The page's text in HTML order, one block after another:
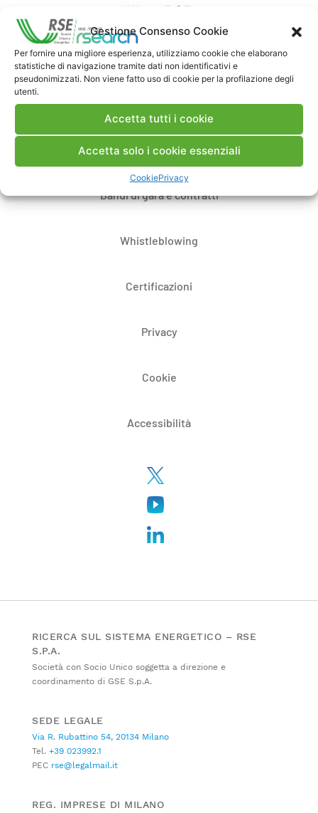
Gestione Consenso Cookie
Per fornire una migliore esperienza, utilizziamo cookie che elaborano
statistiche di navigazione tramite dati non identificativi e
pseudonimizzati. Non viene fatto uso di cookie per la profilazione degli
utenti.
Accetta tutti i cookie
Accetta solo i cookie essenziali
CookiePrivacy
Contatti
Note Legali
Dove siamo
Bandi di gara e contratti
Whistleblowing
Certificazioni
Privacy
Cookie
Accessibilità
RICERCA SUL SISTEMA ENERGETICO – RSE
S.P.A.
Società con Socio Unico soggetta a direzione e
coordinamento di GSE S.p.A.
SEDE LEGALE
Via R. Rubattino 54, 20134 Milano
Tel. +39 023992.1
PEC rse@legalmail.it
REG. IMPRESE DI MILANO